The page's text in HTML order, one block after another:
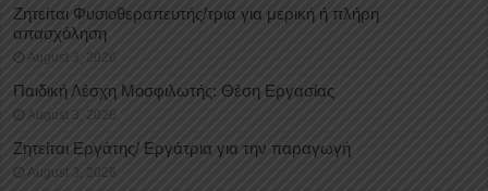
Ζητείται Φυσιοθεραπευτής/τρια για μερική ή πλήρη
απασχόληση
August 3, 2026
Παιδική Λέσχη Μοσφιλωτής: Θέση Εργασίας
August 3, 2026
Ζητείται Εργάτης/ Εργάτρια για την παραγωγή
August 3, 2026